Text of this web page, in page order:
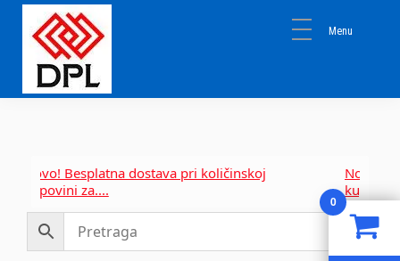
primary
navigation
main
content
primary
sidebar
DPL
Novo! Besplatna dostava pri količinskoj
kupovini za....
Novo!
kupovini
0